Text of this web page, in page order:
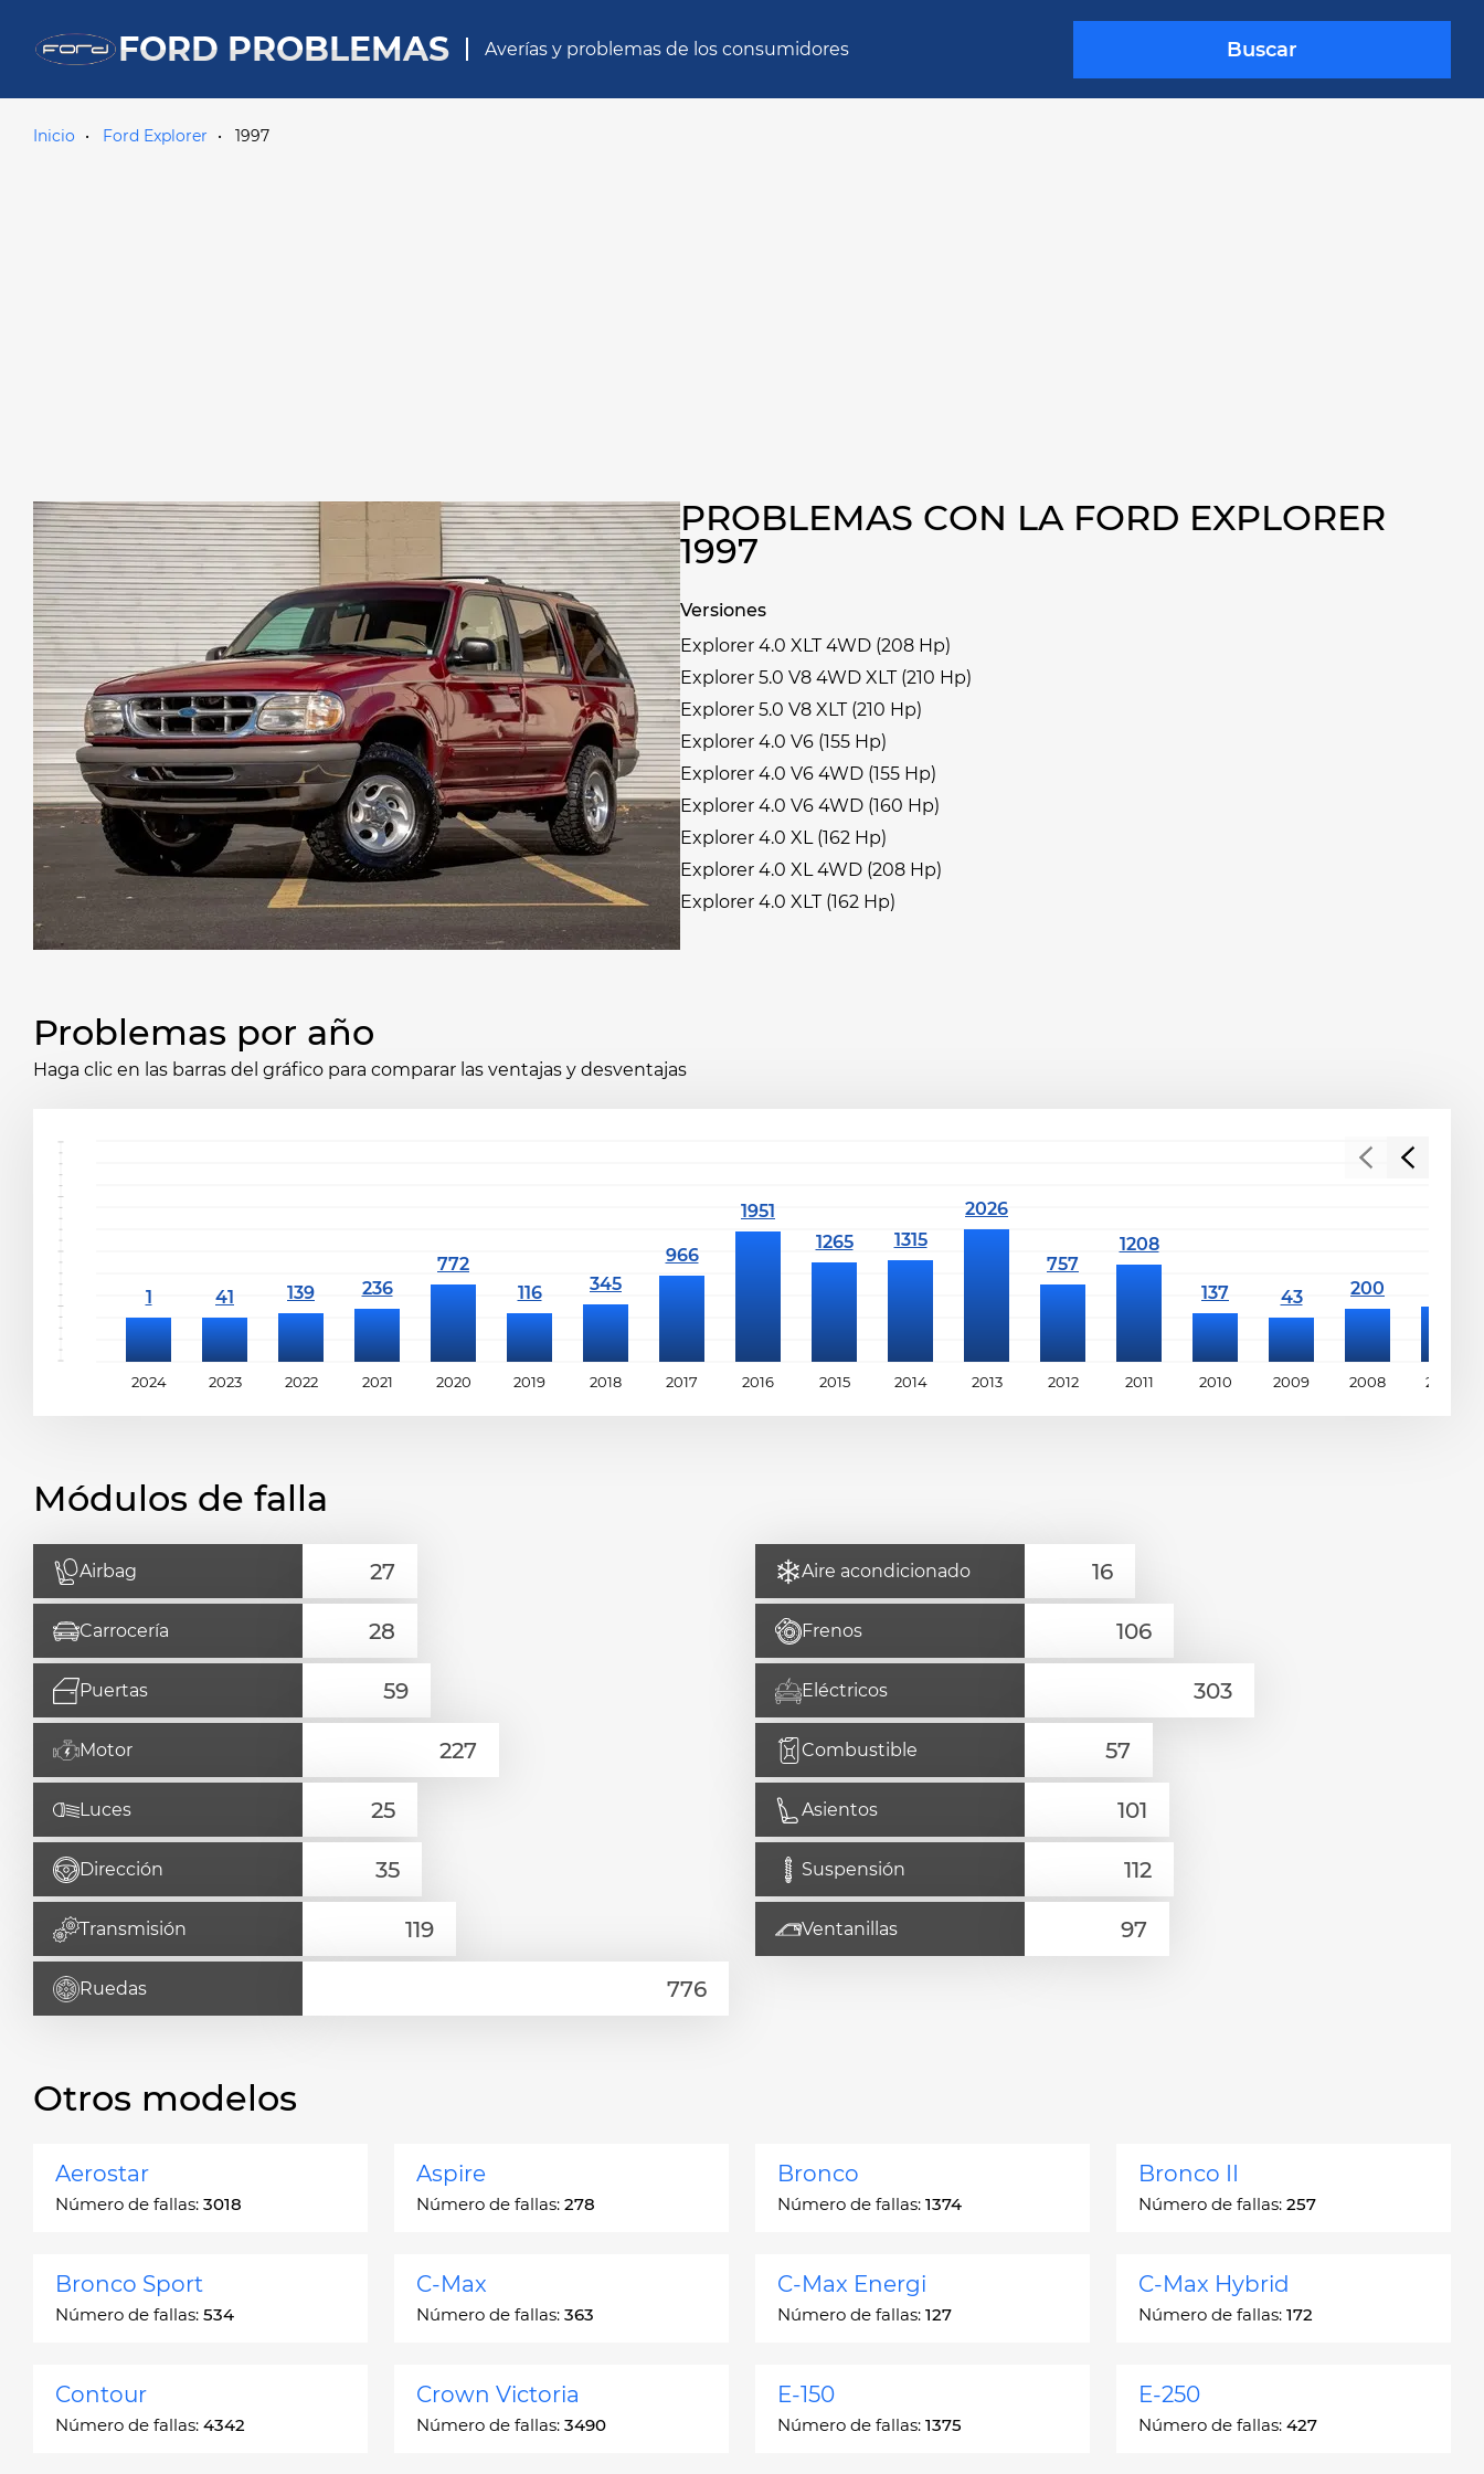
FORD PROBLEMAS Averías y problemas de los consumidores Buscar
Inicio Ford Explorer 1997
PROBLEMAS CON LA FORD EXPLORER
1997
Versiones
Explorer 4.0 XLT 4WD (208 Hp)
Explorer 5.0 V8 4WD XLT (210 Hp)
Explorer 5.0 V8 XLT (210 Hp)
Explorer 4.0 V6 (155 Hp)
Explorer 4.0 V6 4WD (155 Hp)
Explorer 4.0 V6 4WD (160 Hp)
Explorer 4.0 XL (162 Hp)
Explorer 4.0 XL 4WD (208 Hp)
Explorer 4.0 XLT (162 Hp)
Problemas por año
Haga clic en las barras del gráfico para comparar las ventajas y desventajas
2024 2023 2022 2021 2020 2019 2018 2017 2016 2015 2014 2013 2012 2011 2010 2009 2008 2007
Módulos de falla
Airbag Aire acondicionado
Carrocería Frenos
Puertas Eléctricos
Motor Combustible
Luces Asientos
Dirección Suspensión
Transmisión Ventanillas
Ruedas
Otros modelos
Aerostar
Número de fallas: 3018
Aspire
Número de fallas: 278
Bronco
Número de fallas: 1374
Bronco II
Número de fallas: 257
Bronco Sport
Número de fallas: 534
C-Max
Número de fallas: 363
C-Max Energi
Número de fallas: 127
C-Max Hybrid
Número de fallas: 172
Contour
Número de fallas: 4342
Crown Victoria
Número de fallas: 3490
E-150
Número de fallas: 1375
E-250
Número de fallas: 427